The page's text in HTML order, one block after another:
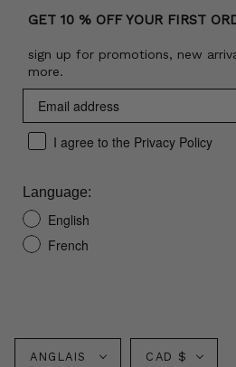
GET 10 % OFF YOUR FIRST
sign up for promotions, new
more.
I agree to the Privacy Policy
Language:
English
French
Langue
ANGLAIS Monnaie
CAD $